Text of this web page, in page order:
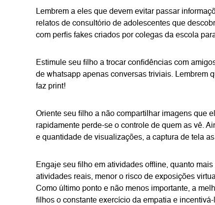
Lembrem a eles que devem evitar passar
relatos de consultório de adolescentes que
com perfis fakes criados por colegas da escola
Estimule seu filho a trocar confidências com
de whatsapp apenas conversas triviais. Lembrem
faz print!
Oriente seu filho a não compartilhar imagens que
rapidamente perde-se o controle de quem as vê.
e quantidade de visualizações, a captura de tela
Engaje seu filho em atividades offline, quanto
atividades reais, menor o risco de exposições
Como último ponto e não menos importante, a
filhos o constante exercício da empatia e